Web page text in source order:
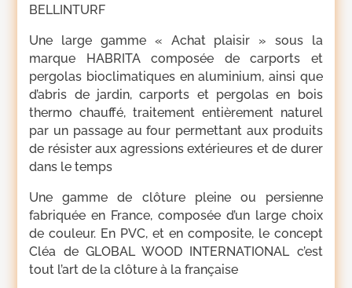
BELLINTURF
Une large gamme « Achat plaisir » sous la
marque HABRITA composée de carports et
pergolas bioclimatiques en aluminium, ainsi que
d’abris de jardin, carports et pergolas en bois
thermo chauffé, traitement entièrement naturel
par un passage au four permettant aux produits
de résister aux agressions extérieures et de durer
dans le temps
Une gamme de clôture pleine ou persienne
fabriquée en France, composée d’un large choix
de couleur. En PVC, et en composite, le concept
Cléa de GLOBAL WOOD INTERNATIONAL c’est
tout l’art de la clôture à la française